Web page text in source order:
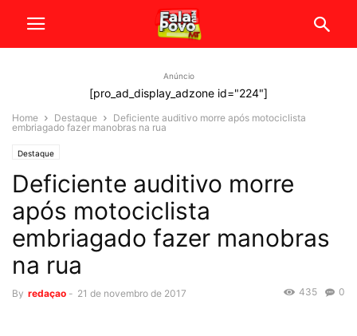
Anúncio
[pro_ad_display_adzone id="224"]
Home Destaque
Deficiente auditivo morre após motociclista
embriagado fazer manobras na rua
Destaque
Deficiente auditivo morre
após motociclista
embriagado fazer manobras
na rua
By redaçao - 21 de novembro de 2017 0
435